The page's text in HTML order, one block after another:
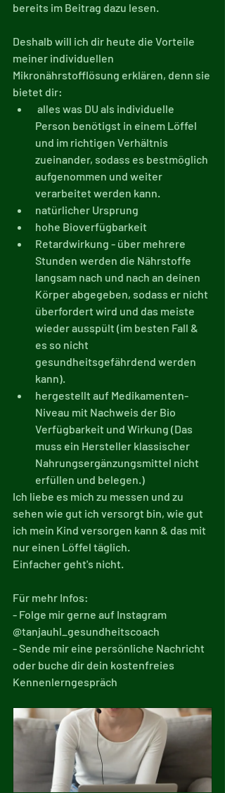
bereits im Beitrag dazu lesen.
Deshalb will ich dir heute die Vorteile
meiner individuellen
Mikronährstofflösung erklären, denn sie
bietet dir:
Person benötigst in einem Löffel
und im richtigen Verhältnis
zueinander, sodass es bestmöglich
aufgenommen und weiter
verarbeitet werden kann.
natürlicher Ursprung
hohe Bioverfügbarkeit
Retardwirkung - über mehrere
Stunden werden die Nährstoffe
langsam nach und nach an deinen
Körper abgegeben, sodass er nicht
überfordert wird und das meiste
wieder ausspült (im besten Fall &
es so nicht
gesundheitsgefährdend werden
kann).
hergestellt auf Medikamenten-
Niveau mit Nachweis der Bio
Verfügbarkeit und Wirkung (Das
muss ein Hersteller klassischer
Nahrungsergänzungsmittel nicht
erfüllen und belegen.)
Ich liebe es mich zu messen und zu
sehen wie gut ich versorgt bin, wie gut
ich mein Kind versorgen kann & das mit
nur einen Löffel täglich.
Einfacher geht's nicht.
Für mehr Infos:
- Folge mir gerne auf Instagram
@tanjauhl_gesundheitscoach
- Sende mir eine persönliche Nachricht
oder buche dir dein kostenfreies
Kennenlerngespräch